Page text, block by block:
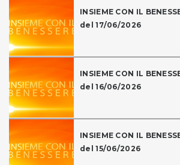
INSIEME CON IL
del 17/06/2026
INSIEME CON IL
del 16/06/2026
INSIEME CON IL
del 15/06/2026